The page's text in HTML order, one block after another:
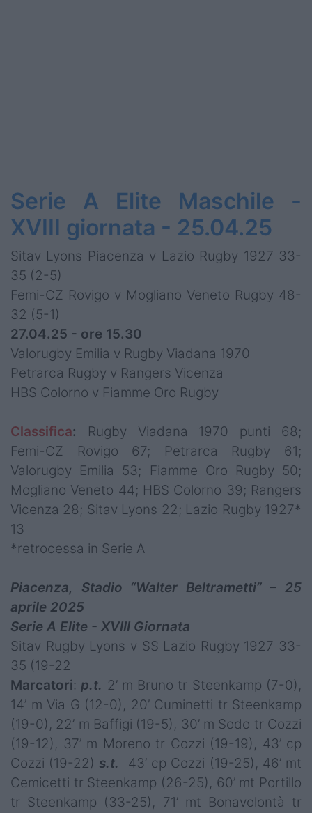
Serie A Elite Maschile -
XVIII giornata - 25.04.25
Sitav Lyons Piacenza v Lazio Rugby 1927 33-
35 (2-5)
Femi-CZ Rovigo v Mogliano Veneto Rugby 48-
32 (5-1)
27.04.25 - ore 15.30
Valorugby Emilia v Rugby Viadana 1970
Petrarca Rugby v Rangers Vicenza
HBS Colorno v Fiamme Oro Rugby
Classifica: Rugby Viadana 1970 punti 68;
Femi-CZ Rovigo 67; Petrarca Rugby 61;
Valorugby Emilia 53; Fiamme Oro Rugby 50;
Mogliano Veneto 44; HBS Colorno 39; Rangers
Vicenza 28; Sitav Lyons 22; Lazio Rugby 1927*
13
*retrocessa in Serie A
Piacenza, Stadio “Walter Beltrametti” – 25
aprile 2025
Serie A Elite - XVIII Giornata
Sitav Rugby Lyons v SS Lazio Rugby 1927 33-
35 (19-22
Marcatori:p.t. 2’ m Bruno tr Steenkamp (7-0),
14’ m Via G (12-0), 20’ Cuminetti tr Steenkamp
(19-0), 22’ m Baffigi (19-5), 30’ m Sodo tr Cozzi
(19-12), 37’ m Moreno tr Cozzi (19-19), 43’ cp
Cozzi (19-22) s.t. 43’ cp Cozzi (19-25), 46’ mt
Cemicetti tr Steenkamp (26-25), 60’ mt Portillo
tr Steenkamp (33-25), 71’ mt Bonavolontà tr